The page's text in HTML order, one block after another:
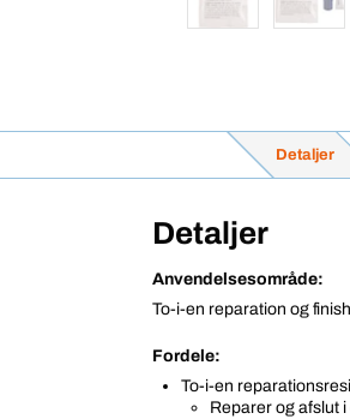
Detaljer
Detaljer
Anvendelsesområde:
To-i-en reparation og
Fordele:
To-i-en
Reparer og afslut i